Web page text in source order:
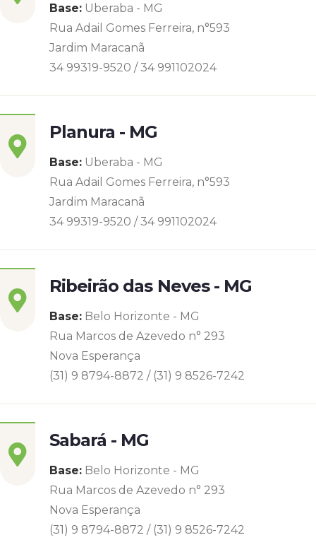
Base: Uberaba - MG
Rua Adail Gomes Ferreira, n°593
Jardim Maracanã
34 99319-9520 / 34 991102024
Planura - MG
Base: Uberaba - MG
Rua Adail Gomes Ferreira, n°593
Jardim Maracanã
34 99319-9520 / 34 991102024
Ribeirão das Neves - MG
Base: Belo Horizonte - MG
Rua Marcos de Azevedo n° 293
Nova Esperança
(31) 9 8794-8872 / (31) 9 8526-7242
Sabará - MG
Base: Belo Horizonte - MG
Rua Marcos de Azevedo n° 293
Nova Esperança
(31) 9 8794-8872 / (31) 9 8526-7242